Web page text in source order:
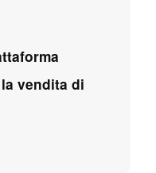
vendita di